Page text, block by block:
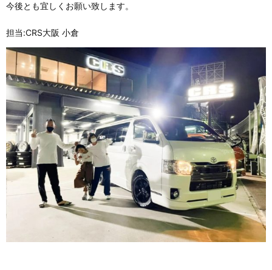
今後とも宜しくお願い致します。
担当:CRS大阪 小倉